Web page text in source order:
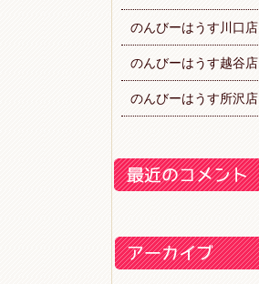
のんびーはうす川口店
のんびーはうす越谷店
のんびーはうす所沢店